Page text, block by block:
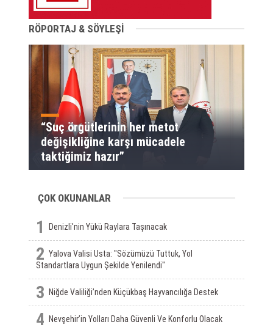
RÖPORTAJ & SÖYLEŞİ
“Suç örgütlerinin her metot
değişikliğine karşı mücadele
taktiğimiz hazır”
ÇOK OKUNANLAR
1 Denizli'nin Yükü Raylara Taşınacak
2 Yalova Valisi Usta: "Sözümüzü Tuttuk, Yol
Standartlara Uygun Şekilde Yenilendi"
3 Niğde Valiliği’nden Küçükbaş Hayvancılığa Destek
4 Nevşehir’in Yolları Daha Güvenli Ve Konforlu Olacak